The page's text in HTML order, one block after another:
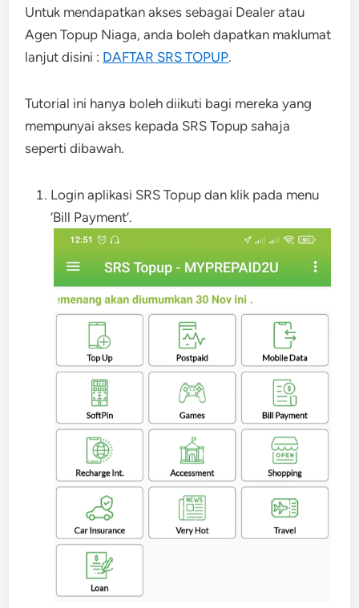
Untuk mendapatkan akses sebagai Dealer atau
Agen Topup Niaga, anda boleh dapatkan maklumat
lanjut disini : DAFTAR SRS TOPUP.
Tutorial ini hanya boleh diikuti bagi mereka yang
mempunyai akses kepada SRS Topup sahaja
seperti dibawah.
Login aplikasi SRS Topup dan klik pada menu
‘Bill Payment’.